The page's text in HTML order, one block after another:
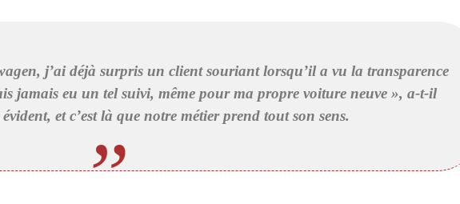
j’ai déjà surpris un client souriant lorsqu’il a vu la transparence
jamais eu un tel suivi, même pour ma propre voiture neuve », a-t-il
et c’est là que notre métier prend tout son sens.